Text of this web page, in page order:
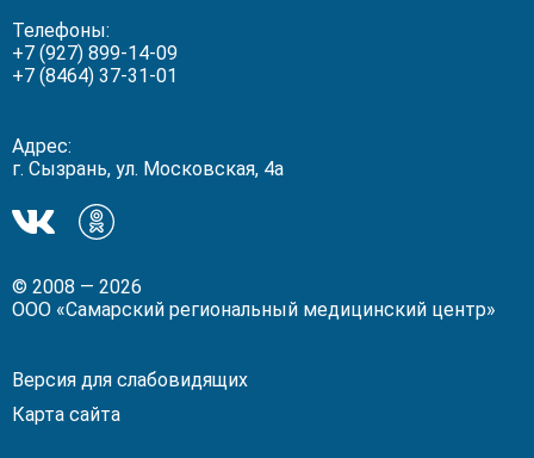
Телефоны:
+7 (927) 899-14-09
+7 (8464) 37-31-01
Адрес:
г. Сызрань, ул. Московская, 4а
Мы
ВКонтакте!
Мы
Одноклассники!
© 2008 — 2026
ООО «Самарский региональный медицинский центр»
Версия для слабовидящих
Карта сайта